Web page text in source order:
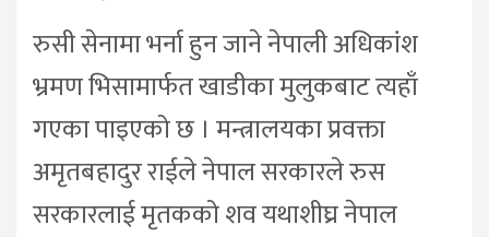
रुसी सेनामा भर्ना हुन जाने नेपाली अधिकांश
भ्रमण भिसामार्फत खाडीका मुलुकबाट त्यहाँ
गएका पाइएको छ । मन्त्रालयका प्रवक्ता
अमृतबहादुर राईले नेपाल सरकारले रुस
सरकारलाई मृतकको शव यथाशीघ्र नेपाल